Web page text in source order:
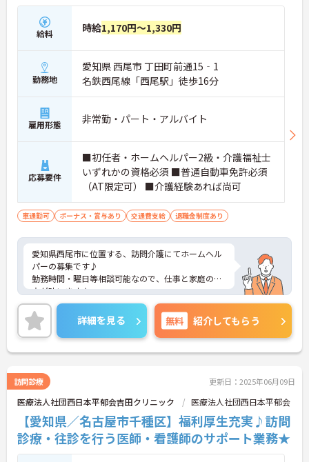
給料 時給1,170円～1,330円
勤務地
愛知県 西尾市 丁田町前通15‐1
名鉄西尾線「西尾駅」徒歩16分
雇用形態 非常勤・パート・アルバイト
応募要件
■初任者・ホームヘルパー2級・介護福祉士
いずれかの資格必須 ■普通自動車免許必須
（AT限定可） ■介護経験あれば尚可
車通勤可 ボーナス・賞与あり 交通費支給 退職金制度あり
愛知県西尾市に位置する、訪問介護にてホームヘル
パーの募集です♪
勤務時間・曜日等相談可能なので、仕事と家庭の両
立が叶います★
マイカー通勤可能で無料駐車場もあるので通勤らく
らくです！
ご興味のある方には、面接対策ポイントなど、さら
に詳細をお話しいたしますのでお気軽にご相談くだ
さい！
詳細を見る 無料 紹介してもらう
訪問診療 更新日：2025年06月09日
医療法人社団西日本平郁会吉田クリニック 医療法人社団西日本平郁会
【愛知県／名古屋市千種区】福利厚生充実♪訪問
診療・往診を行う医師・看護師のサポート業務★